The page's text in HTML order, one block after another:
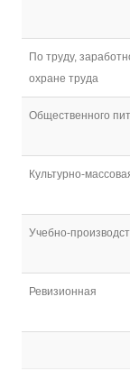
По труду,
охране труда
Общественного
Культурно-
Учебно-
Ревизионная